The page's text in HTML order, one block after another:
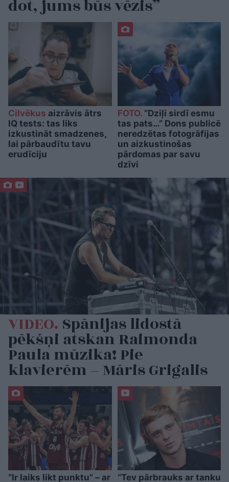
dot, jums būs vēzis”
Cilvēkus aizrāvis ātrs
IQ tests: tas liks
izkustināt smadzenes,
lai pārbaudītu tavu
erudīciju
FOTO.“Dziļi sirdī esmu
tas pats…” Dons publicē
neredzētas fotogrāfijas
un aizkustinošas
pārdomas par savu
dzīvi
VIDEO. Spānijas lidostā
pēkšņi atskan Raimonda
Paula mūzika! Pie
klavierēm – Māris Grigalis
“Ir laiks likt punktu” – ar
“Tev pārbrauks ar tanku